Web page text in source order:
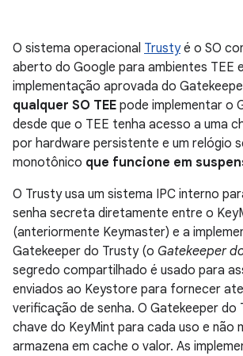
O sistema operacional Trustyé o SO
aberto do Google para ambientes TEE
implementação aprovada do
qualquer SO TEE pode implementar o
desde que o TEE tenha acesso a uma
por hardware persistente e um relógio
monotônico que funcione em
O Trusty usa um sistema IPC interno
senha secreta diretamente entre o
(anteriormente Keymaster) e a
Gatekeeper do Trusty (o Gatekeeper
segredo compartilhado é usado para
enviados ao Keystore para fornecer
verificação de senha. O Gatekeeper do
chave do KeyMint para cada uso e não
armazena em cache o valor. As